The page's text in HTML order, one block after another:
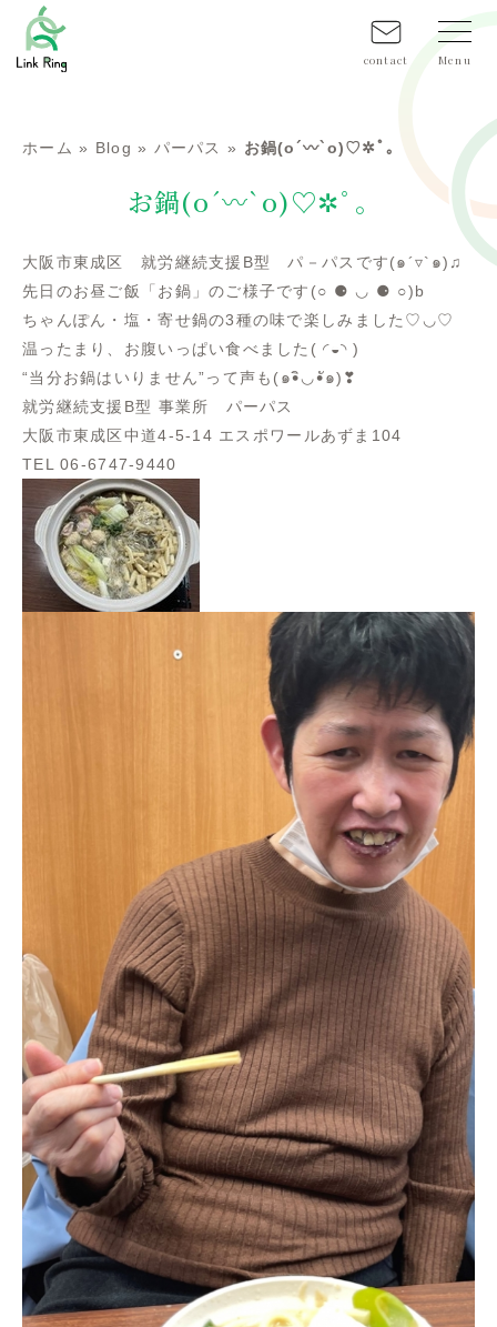
contact
ホーム » Blog » パーパス » お鍋(o´〰`o)♡✲ﾟ｡
お鍋(o´〰`o)♡✲ﾟ｡
大阪市東成区 就労継続支援B型 パ－パスです(๑´▿`๑)♫
先日のお昼ご飯「お鍋」のご様子です(○ ⚈ ◡ ⚈ ○)b
ちゃんぽん・塩・寄せ鍋の3種の味で楽しみました♡◡♡
温ったまり、お腹いっぱい食べました( ◜◒◝ )
“当分お鍋はいりません”って声も(๑•ิ◡•ั๑)❣
就労継続支援B型 事業所 パーパス
大阪市東成区中道4-5-14 エスポワールあずま104
TEL 06-6747-9440